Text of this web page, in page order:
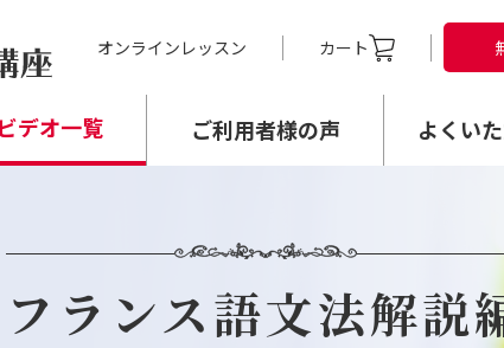
オンラインレッスン カート
デオ一覧 ご利用者様の声 よくい
フランス語文法解説